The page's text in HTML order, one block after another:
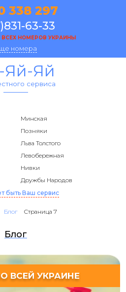
338 297
63-33
ВСЕХ НОМЕРОВ УКРАИНЫ
номера
Яй-Яй
сервиса
Минская
Позняки
Льва Толстого
Левобережная
Нивки
Дружбы Народов
быть Ваш сервис
Блог Страница 7
Блог
ВСЕЙ УКРАИНЕ